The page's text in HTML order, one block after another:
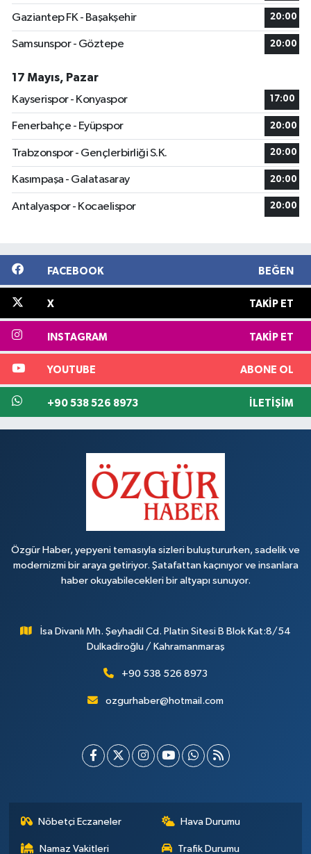
Gaziantep FK - Başakşehir 20:00
Samsunspor - Göztepe 20:00
17 Mayıs, Pazar
Kayserispor - Konyaspor
17:00
Fenerbahçe - Eyüpspor 20:00
Trabzonspor - Gençlerbirliği S.K. 20:00
Kasımpaşa - Galatasaray 20:00
Antalyaspor - Kocaelispor 20:00
FACEBOOK BEĞEN
X TAKIP ET
INSTAGRAM TAKIP ET
YOUTUBE ABONE OL
+90 538 526 8973 İLETIŞIM
Özgür Haber, yepyeni temasıyla sizleri buluştururken, sadelik ve
modernizmi bir araya getiriyor. Şatafattan kaçınıyor ve insanlara
haber okuyabilecekleri bir altyapı sunuyor.
İsa Divanlı Mh. Şeyhadil Cd. Platin Sitesi B Blok Kat:8/54
Dulkadiroğlu / Kahramanmaraş
+90 538 526 8973
ozgurhaber@hotmail.com
Nöbetçi Eczaneler Hava Durumu
Namaz Vakitleri Trafik Durumu